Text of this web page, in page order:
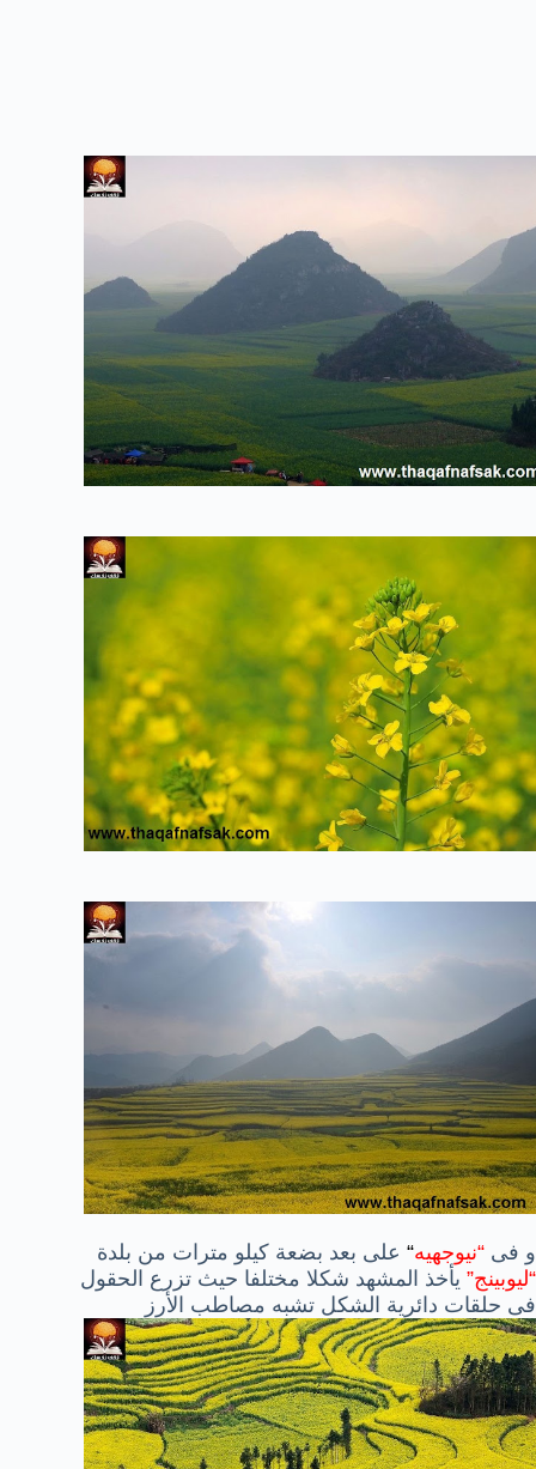
و فى “نيوجهيه“ على بعد بضعة كيلو مترات من بلدة
“ليوبينج” يأخذ المشهد شكلا مختلفا حيث تزرع الحقول
فى حلقات دائرية الشكل تشبه مصاطب الأرز